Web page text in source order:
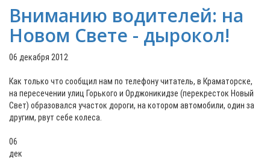
Вниманию водителей: на
Новом Свете - дырокол!
06 декабря 2012
Как только что сообщил нам по телефону читатель, в Краматорске,
на пересечении улиц Горького и Орджоникидзе (перекресток Новый
Свет) образовался участок дороги, на котором автомобили, один за
другим, рвут себе колеса.
06
дек